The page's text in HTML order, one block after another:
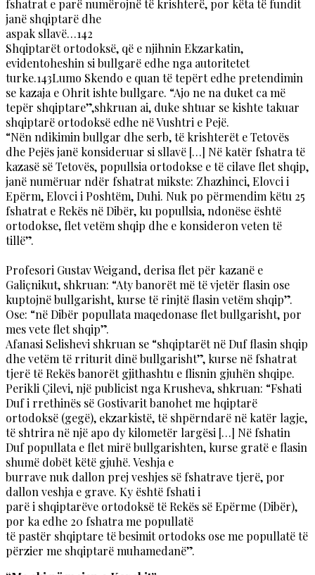
fshatrat e parë numërojnë të krishterë, por këta të fundit
janë shqiptarë dhe
aspak sllavë…142
Shqiptarët ortodoksë, që e njihnin Ekzarkatin,
evidentoheshin si bullgarë edhe nga autoritetet
turke.143Lumo Skendo e quan të tepërt edhe pretendimin
se kazaja e Ohrit ishte bullgare. “Ajo ne na duket ca më
tepër shqiptare”,shkruan ai, duke shtuar se kishte takuar
shqiptarë ortodoksë edhe në Vushtri e Pejë.
“Nën ndikimin bullgar dhe serb, të krishterët e Tetovës
dhe Pejës janë konsideruar si sllavë […] Në katër fshatra të
kazasë së Tetovës, popullsia ortodokse e të cilave flet shqip,
janë numëruar ndër fshatrat mikste: Zhazhinci, Elovci i
Epërm, Elovci i Poshtëm, Duhi. Nuk po përmendim këtu 25
fshatrat e Rekës në Dibër, ku popullsia, ndonëse është
ortodokse, flet vetëm shqip dhe e konsideron veten të
tillë”.
Profesori Gustav Weigand, derisa flet për kazanë e
Galiçnikut, shkruan: “Aty banorët më të vjetër flasin ose
kuptojnë bullgarisht, kurse të rinjtë flasin vetëm shqip”.
Ose: “në Dibër popullata maqedonase flet bullgarisht, por
mes vete flet shqip”.
Afanasi Selishevi shkruan se “shqiptarët në Duf flasin shqip
dhe vetëm të rriturit dinë bullgarisht”, kurse në fshatrat
tjerë të Rekës banorët gjithashtu e flisnin gjuhën shqipe.
Perikli Çilevi, një publicist nga Krusheva, shkruan: “Fshati
Duf i rrethinës së Gostivarit banohet me hqiptarë
ortodoksë (gegë), ekzarkistë, të shpërndarë në katër lagje,
të shtrira në një apo dy kilometër largësi […] Në fshatin
Duf popullata e flet mirë bullgarishten, kurse gratë e flasin
shumë dobët këtë gjuhë. Veshja e
burrave nuk dallon prej veshjes së fshatrave tjerë, por
dallon veshja e grave. Ky është fshati i
parë i shqiptarëve ortodoksë të Rekës së Epërme (Dibër),
por ka edhe 20 fshatra me popullatë
të pastër shqiptare të besimit ortodoks ose me popullatë të
përzier me shqiptarë muhamedanë”.